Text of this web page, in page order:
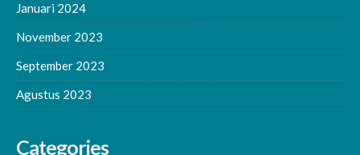
Januari 2024
November 2023
September 2023
Agustus 2023
Categories